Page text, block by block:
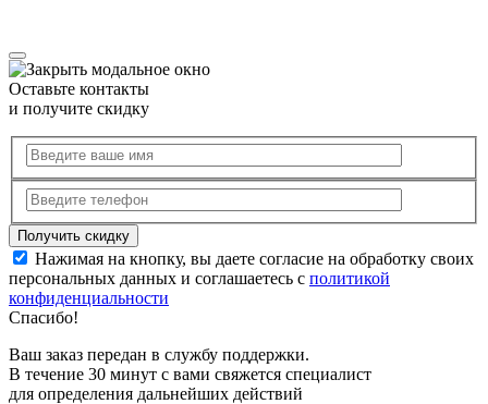
Оставьте контакты
и получите скидку
Нажимая на кнопку, вы даете согласие на обработку своих
персональных данных и соглашаетесь с политикой
конфиденциальности
Спасибо!
Ваш заказ передан в службу поддержки.
В течение 30 минут с вами свяжется специалист
для определения дальнейших действий